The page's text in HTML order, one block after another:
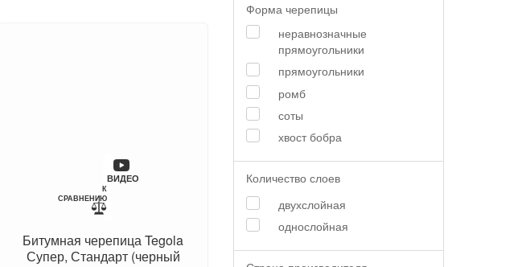
ВИДЕО
К
СРАВНЕНИЮ
Битумная черепица Tegola
Супер, Стандарт (черный
Форма черепицы
неравнозначные
прямоугольники
прямоугольники
ромб
соты
хвост бобра
Количество слоев
двухслойная
однослойная